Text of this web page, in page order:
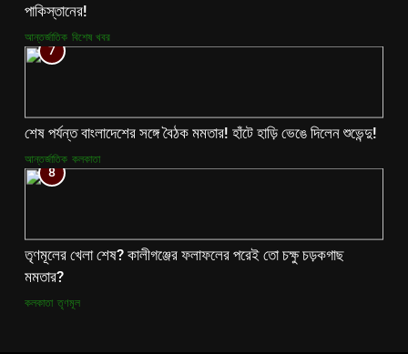
পাকিস্তানের!
আন্তর্জাতিক বিশেষ খবর
7
শেষ পর্যন্ত বাংলাদেশের সঙ্গে বৈঠক মমতার! হাঁটে হাড়ি ভেঙে দিলেন শুভেন্দু!
আন্তর্জাতিক কলকাতা
8
তৃণমূলের খেলা শেষ? কালীগঞ্জের ফলাফলের পরেই তো চক্ষু চড়কগাছ
মমতার?
কলকাতা তৃণমূল